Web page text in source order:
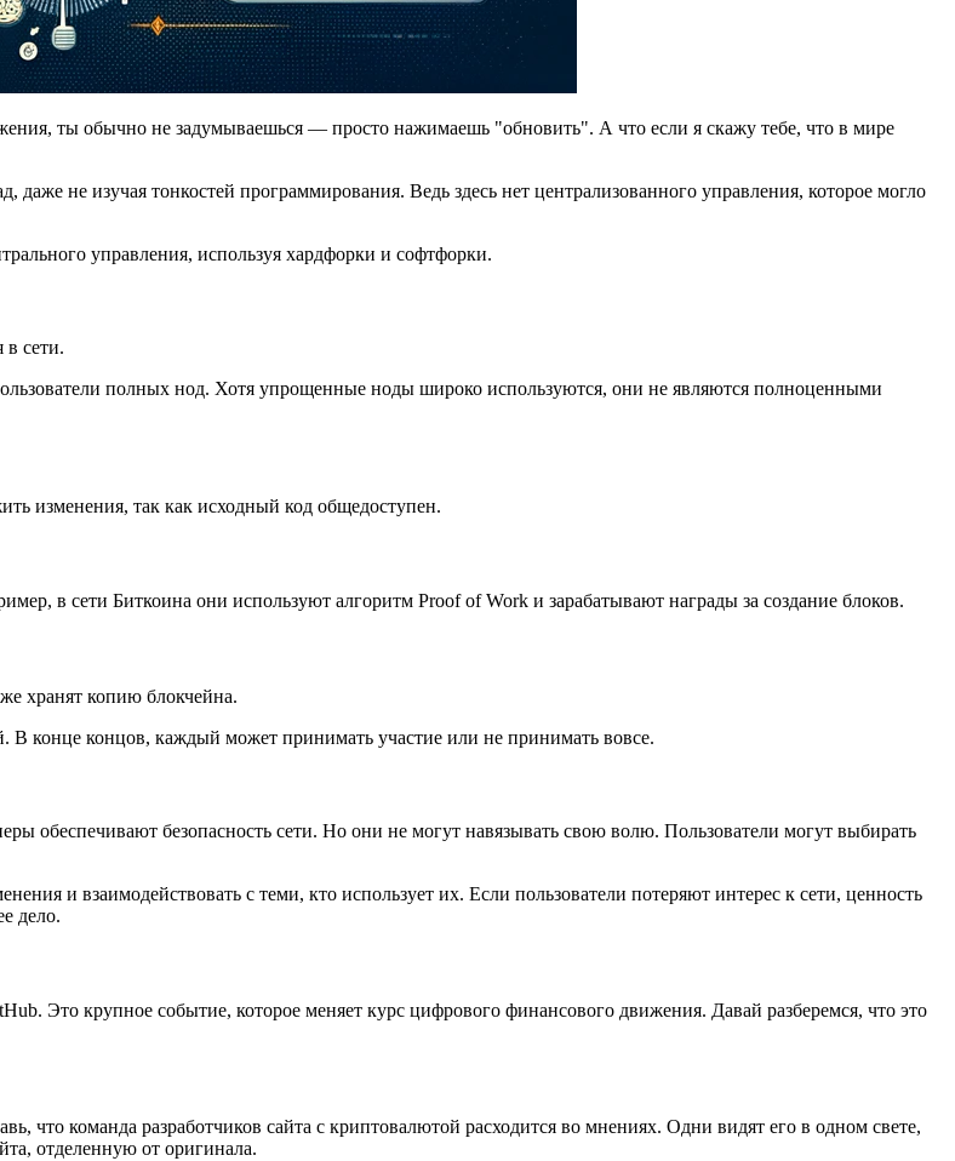
ты обычно не задумываешься — просто нажимаешь "обновить". А что если я скажу тебе, что в мире
не изучая тонкостей программирования. Ведь здесь нет централизованного управления, которое могло
управления, используя хардфорки и софтфорки.
в сети.
полных нод. Хотя упрощенные ноды широко используются, они не являются полноценными
изменения, так как исходный код общедоступен.
в сети Биткоина они используют алгоритм Proof of Work и зарабатывают награды за создание блоков.
хранят копию блокчейна.
конце концов, каждый может принимать участие или не принимать вовсе.
обеспечивают безопасность сети. Но они не могут навязывать свою волю. Пользователи могут выбирать
и взаимодействовать с теми, кто использует их. Если пользователи потеряют интерес к сети, ценность
дело.
Это крупное событие, которое меняет курс цифрового финансового движения. Давай разберемся, что это
что команда разработчиков сайта с криптовалютой расходится во мнениях. Одни видят его в одном свете,
отделенную от оригинала.